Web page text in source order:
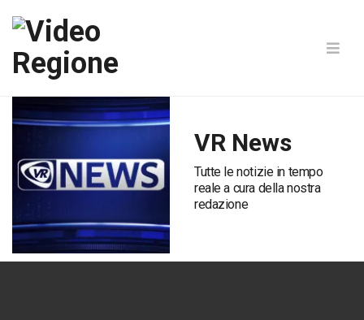
VR News
Tutte le notizie in tempo
reale a cura della nostra
redazione